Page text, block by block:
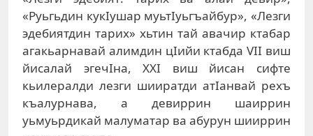
«Руьгьдин кукIушар муьтIуьгъайбур», «Лезги
эдебиятдин тарих» хьтин тай авачир ктабар
агакьарнавай алимдин цIийи ктабда VII виш
йисалай эгечIна, XXI виш йисан сифте
кьилералди лезги шииратди атIанвай рехъ
къалурнава, а девиррин шаиррин
уьмуьрдикай малуматар ва абурун шииррин